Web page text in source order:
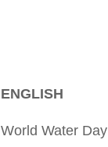
ENGLISH
World Water Day